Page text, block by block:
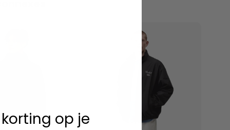
op je